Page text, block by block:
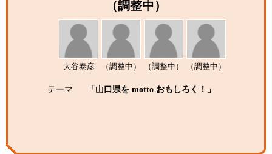
（調整中）
大谷泰彦 （調整中） （調整中） （調整中）
テーマ 「山口県を motto おもしろく！」